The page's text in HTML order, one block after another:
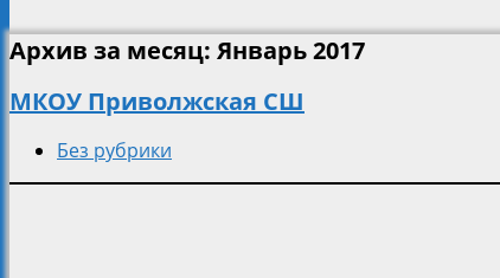
Архив за месяц: Январь 2017
МКОУ Приволжская СШ
Без рубрики